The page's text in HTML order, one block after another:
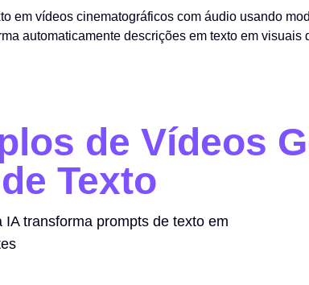
em vídeos cinematográficos com áudio usando
automaticamente descrições em texto em visuais
de Vídeos
Texto
IA transforma prompts de texto em